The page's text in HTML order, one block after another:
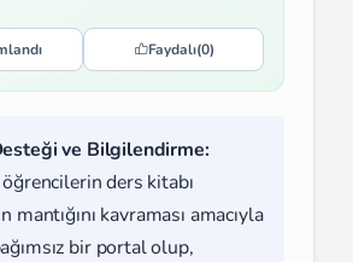
Faydalı(0)
ve Bilgilendirme:
ders kitabı
mantığını kavraması amacıyla
bir portal olup,